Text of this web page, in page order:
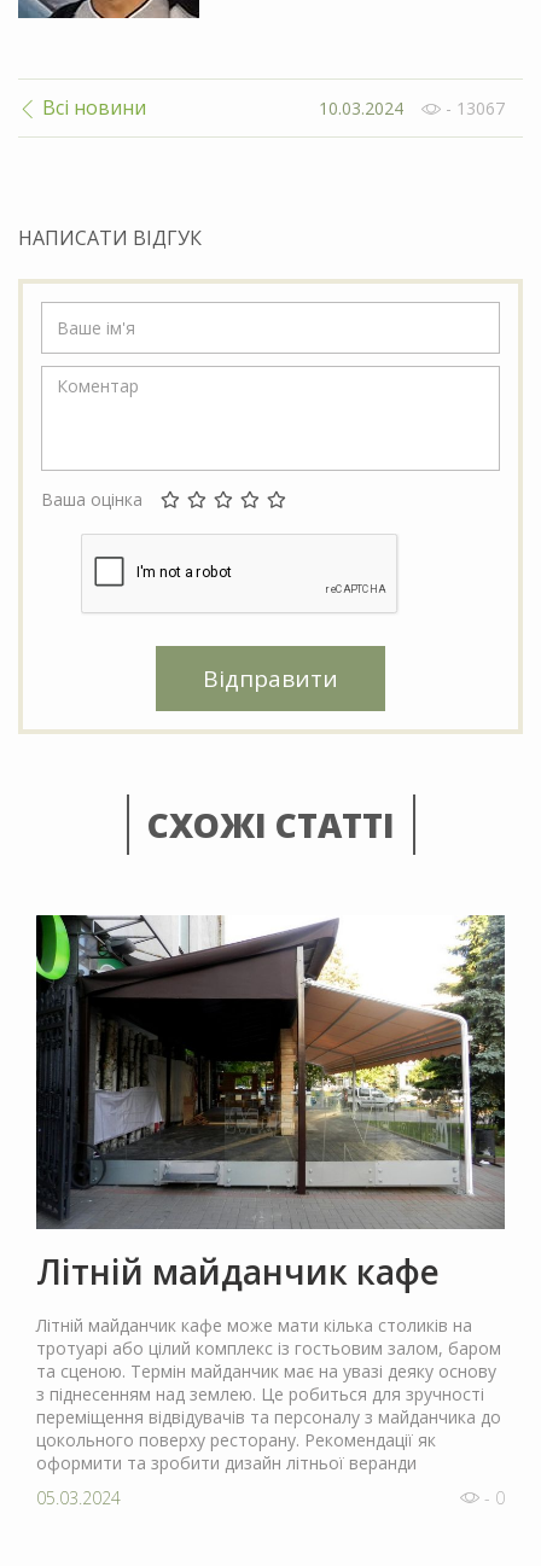
Всі новини 10.03.2024 - 13067
НАПИСАТИ ВІДГУК
Ваша оцінка
Відправити
СХОЖІ СТАТТІ
Літній майданчик кафе
Літній майданчик кафе може мати кілька столиків на
тротуарі або цілий комплекс із гостьовим залом, баром
та сценою. Термін майданчик має на увазі деяку основу
з піднесенням над землею. Це робиться для зручності
переміщення відвідувачів та персоналу з майданчика до
цокольного поверху ресторану. Рекомендації як
оформити та зробити дизайн літньої веранди
05.03.2024
- 0